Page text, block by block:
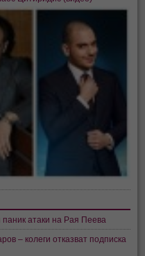
атаки на Рая Пеева
– колеги отказват подписка